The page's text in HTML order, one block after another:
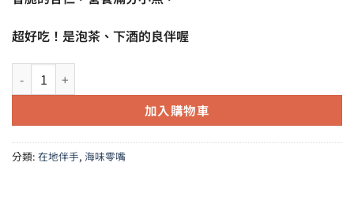
超好吃！是泡茶、下酒的良伴喔
C07杏仁小魚/Bag 數量
加入購物車
分類: 在地伴手, 海味零嘴